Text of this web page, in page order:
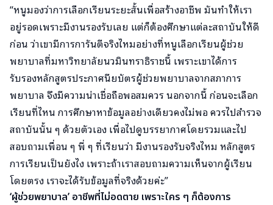
“หนูมองว่าการเลือกเรียนระยะสั้นเพื่อสร้างอาชีพ มันทำให้เรา
อยู่รอดเพราะมีงานรองรับเลย แต่ก็ต้องศึกษาแต่ละสถาบันให้ดี
ก่อน ว่าเขามีการการันตีจริงไหมอย่างที่หนูเลือกเรียนผู้ช่วย
พยาบาลที่มหาวิทยาลัยนวมินทราธิราชนี้ เพราะเขาได้การ
รับรองหลักสูตรประกาศนียบัตรผู้ช่วยพยาบาลจากสภาการ
พยาบาล จึงมีความน่าเชื่อถือพอสมควร นอกจากนี้ ก่อนจะเลือก
เรียนที่ไหน การศึกษาหาข้อมูลอย่างเดียวคงไม่พอ ควรไปสำรวจ
สถาบันนั้น ๆ ด้วยตัวเอง เพื่อไปดูบรรยากาศโดยรวมและไป
สอบถามเพื่อน ๆ พี่ ๆ ที่เรียนว่า มีงานรองรับจริงไหม หลักสูตร
การเรียนเป็นยังไง เพราะถ้าเราสอบถามความเห็นจากผู้เรียน
โดยตรง เราจะได้รับข้อมูลที่จริงด้วยค่ะ”
‘ผู้ช่วยพยาบาล’ อาชีพที่ไม่อดตาย เพราะใคร ๆ ก็ต้องการ